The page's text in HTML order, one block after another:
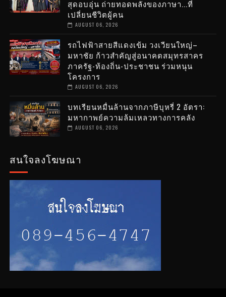
สุดอบอุ่น ถ่ายทอดพลังของภาษา...ที่
เปลี่ยนชีวิตผู้คน
AUGUST 06, 2026
รถไฟฟ้าสายสีแดงเข้ม วงเวียนใหญ่–
มหาชัย ก้าวสำคัญสู่อนาคตสมุทรสาคร
ภาครัฐ-ท้องถิ่น-ประชาชน ร่วมหนุน
โครงการ
AUGUST 06, 2026
บทเรียนหมื่นล้านจากภาษีบุหรี่ 2 อัตรา:
มหากาพย์ความล้มเหลวทางการคลัง
AUGUST 06, 2026
สนใจลงโฆษณา